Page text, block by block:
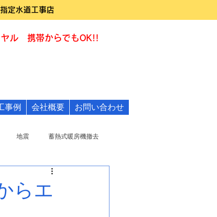
定水道工事店
ヤル 携帯からでもOK!!
事例 会社概要 お問い合わせ
地震 蓄熱式暖房機撤去
らエ